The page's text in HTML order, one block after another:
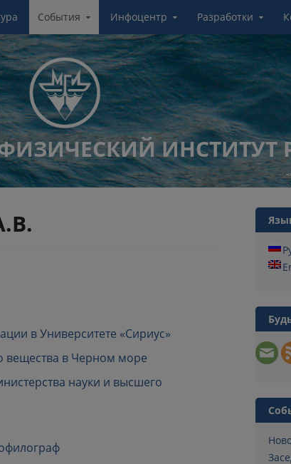
События Инфоцентр Разработки
ИНСТИТУТ
в Университете «Сириус»
вещества в Черном море
науки и высшего